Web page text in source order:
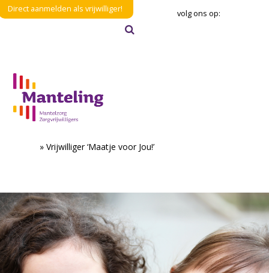
Direct aanmelden als vrijwilliger!
volg ons op:
Zoeken
»Vrijwilliger ‘Maatje voor Jou!’